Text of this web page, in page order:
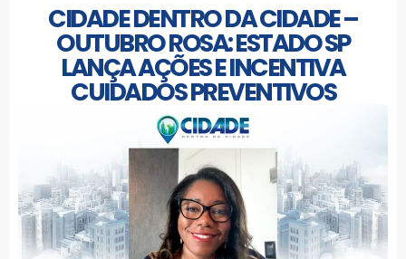
CIDADE DENTRO DA CIDADE –
OUTUBRO ROSA: ESTADO SP
LANÇA AÇÕES E INCENTIVA
CUIDADOS PREVENTIVOS